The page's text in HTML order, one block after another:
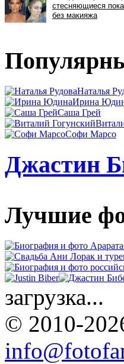
Наталья
Ирина
Саша Грей
Софи Марсо
Джастин
Лучшие
загрузка...
© 2010-